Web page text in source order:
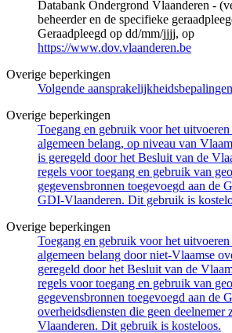
Databank Ondergrond Vlaanderen -
beheerder en de specifieke
Geraadpleegd op dd/mm/jjjj, op
https://www.dov.vlaanderen.be
Overige beperkingen
Volgende
Overige beperkingen
Toegang en gebruik voor het
algemeen belang, op niveau van
is geregeld door het Besluit van de
regels voor toegang en gebruik van
gegevensbronnen toegevoegd aan de
GDI-Vlaanderen. Dit gebruik is
Overige beperkingen
Toegang en gebruik voor het
algemeen belang door niet-Vlaamse
geregeld door het Besluit van de
regels voor toegang en gebruik van
gegevensbronnen toegevoegd aan de
overheidsdiensten die geen
Vlaanderen. Dit gebruik is kosteloos.